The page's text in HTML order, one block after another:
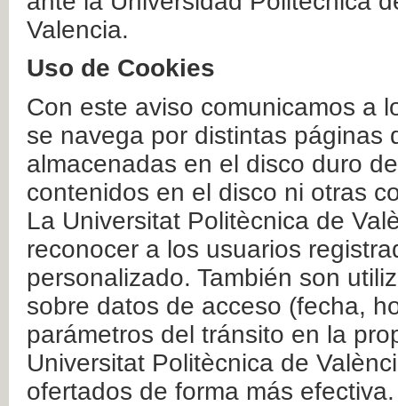
Valencia.
Uso de Cookies
Con este aviso comunicamos a
se navega por distintas páginas
almacenadas en el disco duro
contenidos en el disco ni otras
La Universitat Politècnica de
reconocer a los usuarios
personalizado. También son
sobre datos de acceso (fecha,
parámetros del tránsito en la
Universitat Politècnica de
ofertados de forma más efectiva.